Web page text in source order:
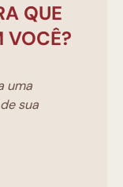
QUE
VOCÊ?
uma
sua